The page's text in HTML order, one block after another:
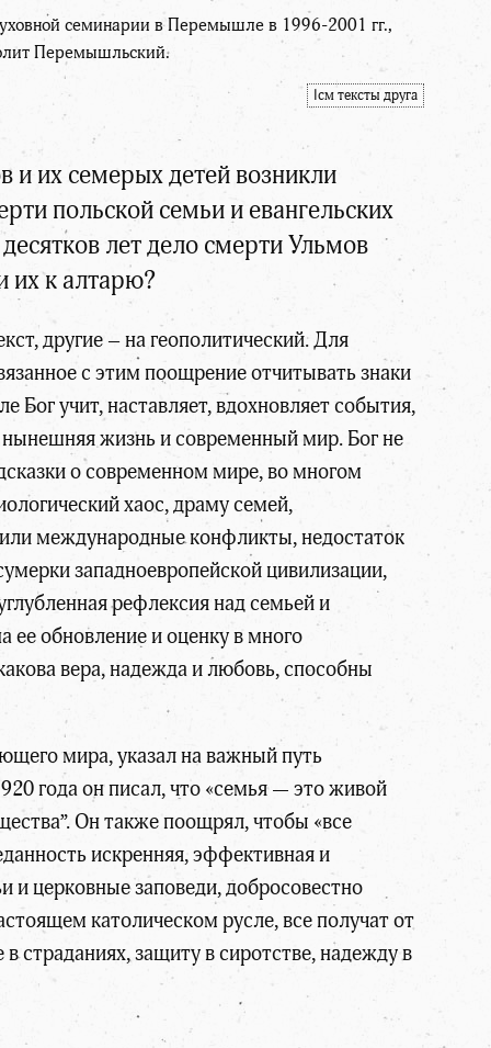
семинарии в Перемышле в 1996-2001 гг.,
Перемышльский.
اсм тексты друга
их семерых детей возникли
польской семьи и евангельских
лет дело смерти Ульмов
их к алтарю?
другие – на геополитический. Для
с этим поощрение отчитывать знаки
учит, наставляет, вдохновляет события,
нынешняя жизнь и современный мир. Бог не
о современном мире, во многом
хаос, драму семей,
международные конфликты, недостаток
западноевропейской цивилизации,
рефлексия над семьей и
ее обновление и оценку в много
вера, надежда и любовь, способны
мира, указал на важный путь
года он писал, что «семья — это живой
Он также поощрял, чтобы «все
искренняя, эффективная и
и церковные заповеди, добросовестно
католическом русле, все получат от
страданиях, защиту в сиротстве, надежду в